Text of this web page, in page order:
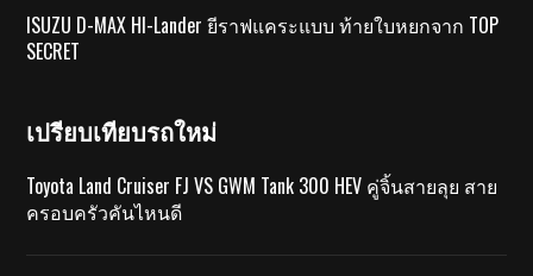
ISUZU D-MAX HI-Lander ยีราฟแคระแบบ ท้ายใบหยกจาก TOP
SECRET
เปรียบเทียบรถใหม่
Toyota Land Cruiser FJ VS GWM Tank 300 HEV คู่จิ้นสายลุย สาย
ครอบครัวคันไหนดี